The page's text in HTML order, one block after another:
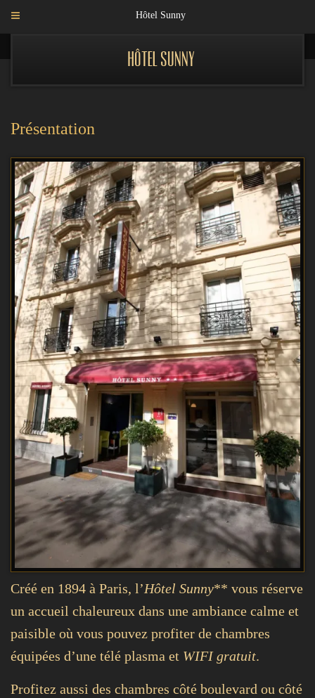
Hôtel Sunny
Hôtel Sunny
Présentation
Créé en 1894 à Paris, l’Hôtel Sunny** vous réserve
un accueil chaleureux dans une ambiance calme et
paisible où vous pouvez profiter de chambres
équipées d’une télé plasma et WIFI gratuit.
Profitez aussi des chambres côté boulevard ou côté